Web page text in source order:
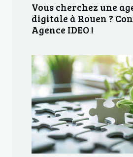
Vous cherchez une
digitale à Rouen ?
Agence IDEO !